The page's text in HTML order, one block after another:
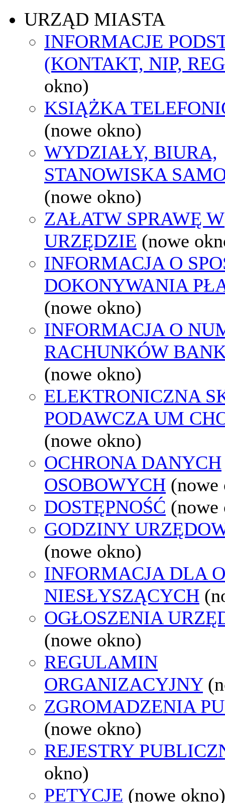
URZĄD MIASTA
INFORMACJE
(KONTAKT, NIP,
okno)
KSIĄŻKA
(nowe okno)
WYDZIAŁY, BIURA,
STANOWISKA
(nowe okno)
ZAŁATW SPRAWĘ W
URZĘDZIE (nowe
INFORMACJA O
DOKONYWANIA
(nowe okno)
INFORMACJA O
RACHUNKÓW
(nowe okno)
ELEKTRONICZNA
PODAWCZA UM
(nowe okno)
OCHRONA DANYCH
OSOBOWYCH (nowe
DOSTĘPNOŚĆ (nowe
GODZINY
(nowe okno)
INFORMACJA DLA
NIESŁYSZĄCYCH
OGŁOSZENIA
(nowe okno)
REGULAMIN
ORGANIZACYJNY
ZGROMADZENIA
(nowe okno)
REJESTRY
okno)
PETYCJE (nowe okno)